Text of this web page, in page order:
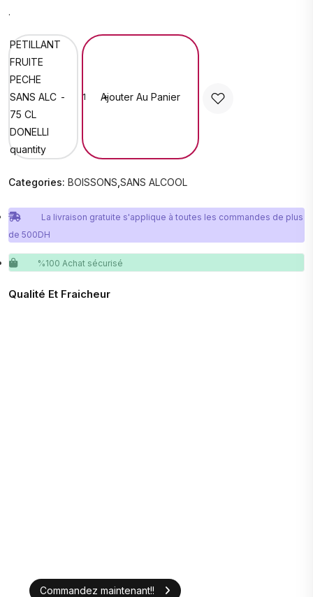
.
PETILLANT
FRUITE
PECHE
SANS ALC
75 CL
DONELLI
quantity
- +
Ajouter Au Panier
Categories: BOISSONS SANS ALCOOL
La livraison gratuite s'applique à toutes les commandes de plus
de 500DH
%100 Achat sécurisé
Qualité Et Fraicheur
Commandez maintenant!!